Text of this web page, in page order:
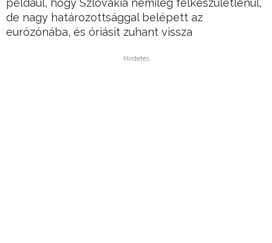
például, hogy Szlovákia némileg felkészületlenül,
de nagy határozottsággal belépett az
eurózónába, és óriásit zuhant vissza
Hirdetés